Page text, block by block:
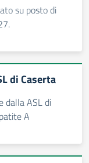
su posto di
di Caserta
dalla ASL di
A